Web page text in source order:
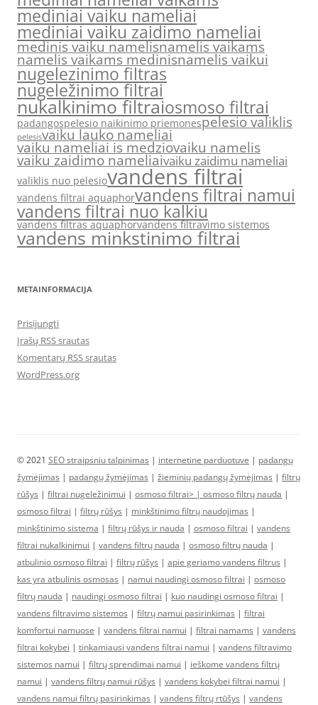
mediniai vaiku nameliai
mediniai vaiku zaidimo nameliai
medinis vaiku namelisnamelis vaikams
namelis vaikams medinisnamelis vaikui
nugelezinimo filtras
nugeležinimo filtrai
nukalkinimo filtraiosmoso filtrai
padangospelesio naikinimo priemonespelesio valiklis
pelesisvaiku lauko nameliai
vaiku nameliai is medziovaiku namelis
vaiku zaidimo nameliaivaiku zaidimu nameliai
valiklis nuo pelesiovandens filtrai
vandens filtrai aquaphorvandens filtrai namui
vandens filtrai nuo kalkiu
vandens filtras aquaphorvandens filtravimo sistemos
vandens minkstinimo filtrai
METAINFORMACIJA
Prisijungti
Įrašų RSS srautas
Komentarų RSS srautas
WordPress.org
© 2021 SEO straipsniu talpinimas | internetine parduotuve | padangų
žymėjimas | padangų žymėjimas | žieminių padangų žymėjimas | filtrų
rūšys | filtrai nugeležinimui | osmoso filtrai> | osmoso filtrų nauda |
osmoso filtrai | filtrų rūšys | minkštinimo filtrų naudojimas |
minkštinimo sistema | filtrų rūšys ir nauda | osmoso filtrai | vandens
filtrai nukalkinimui | vandens filtrų nauda | osmoso filtrų nauda |
atbulinio osmoso filtrai | filtrų rūšys | apie geriamo vandens filtrus |
kas yra atbulinis osmosas | namui naudingi osmoso filtrai | osmoso
filtrų nauda | naudingi osmoso filtrai | kuo naudingi osmoso filtrai |
vandens filtravimo sistemos | filtrų namui pasirinkimas | filtrai
komfortui namuose | vandens filtrai namui | filtrai namams | vandens
filtrai kokybei | tinkamiausi vandens filtrai namui | vandens filtravimo
sistemos namui | filtrų sprendimai namui | ieškome vandens filtrų
namui | vandens filtrų namui rūšys | vandens kokybei filtrai namui |
vandens namui filtrų pasirinkimas | vandens filtrų rtūšys | vandens